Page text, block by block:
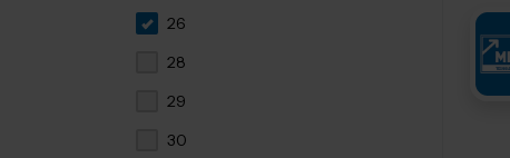
26
28
29
30